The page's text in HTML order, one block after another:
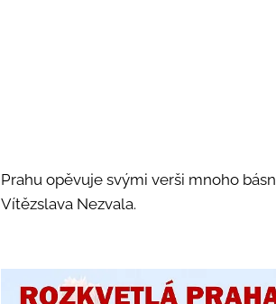
Prahu opěvuje svými verši mnoho
Vítězslava Nezvala.